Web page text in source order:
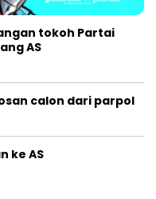
tokoh Partai
AS
calon dari parpol
ke AS